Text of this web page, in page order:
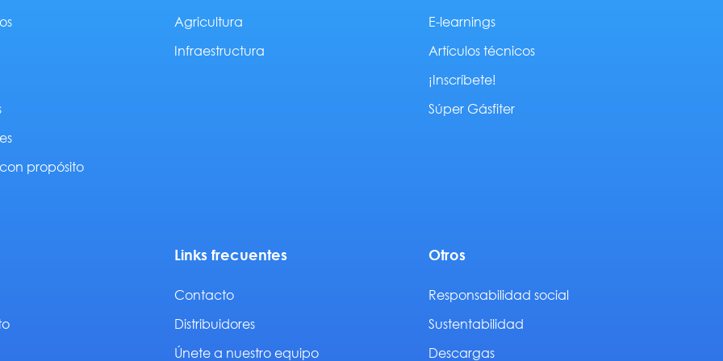
propósito
Agricultura
Infraestructura
E-learnings
Artículos técnicos
¡Inscríbete!
Súper Gásfiter
Links frecuentes
Contacto
Distribuidores
Únete a nuestro equipo
Otros
Responsabilidad social
Sustentabilidad
Descargas